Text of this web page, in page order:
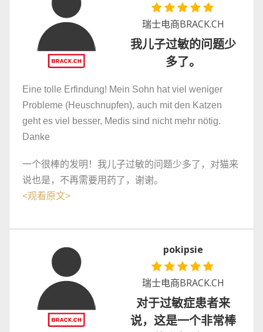
瑞士电商BRACK.CH
我儿子过敏的问题少
多了。
Eine tolle Erfindung! Mein Sohn hat viel weniger
Probleme (Heuschnupfen), auch mit den Katzen
geht es viel besser, Medis sind nicht mehr nötig.
Danke
一个很棒的发明！我儿子过敏的问题少多了，对猫来
说也是，不再需要用药了，谢谢。
<观看原文>
pokipsie
瑞士电商BRACK.CH
对于过敏症患者来
说，这是一个非常棒